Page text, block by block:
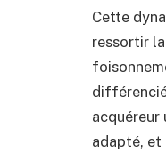
Cette
ressortir
acquéreur
adapté,